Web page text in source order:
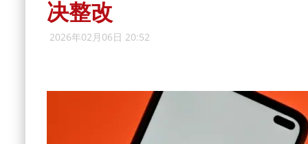
决整改
2026年02月06日 20:52